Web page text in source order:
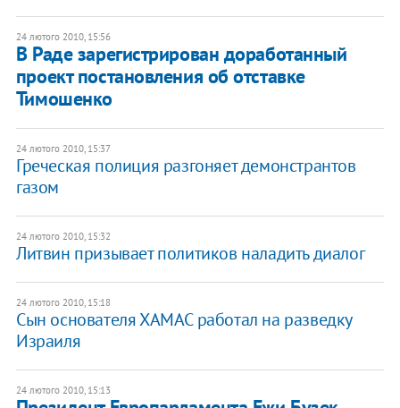
24 лютого 2010, 15:56
В Раде зарегистрирован доработанный
проект постановления об отставке
Тимошенко
24 лютого 2010, 15:37
Греческая полиция разгоняет демонстрантов
газом
24 лютого 2010, 15:32
Литвин призывает политиков наладить диалог
24 лютого 2010, 15:18
Сын основателя ХАМАС работал на разведку
Израиля
24 лютого 2010, 15:13